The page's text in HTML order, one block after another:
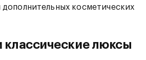
дополнительных косметических
классические люксы